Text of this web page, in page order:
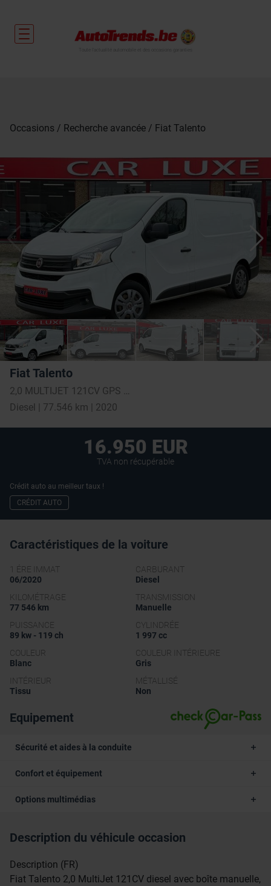
Occasions Recherche avancée Fiat Talento
Fiat Talento
Diesel | 77.546 km | 2020
16.950 EUR
TVA non récupérable
Crédit auto au meilleur taux !
CRÉDIT AUTO
Caractéristiques de la voiture
1 ÉRE IMMAT
06/2020
CARBURANT
Diesel
KILOMÉTRAGE
77 546 km
TRANSMISSION
Manuelle
PUISSANCE
89 kw - 119 ch
CYLINDRÉE
1 997 cc
COULEUR
Blanc
COULEUR INTÉRIEURE
Gris
INTÉRIEUR
Tissu
MÉTALLISÉ
Non
Equipement
Sécurité et aides à la conduite
Confort et équipement
Options multimédias
Description du véhicule occasion
Description (FR)
Fiat Talento 2,0 MultiJet 121CV diesel avec boîte manuelle,